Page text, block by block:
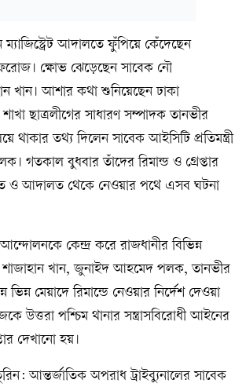
ম্যাজিস্ট্রেট আদালতে ফুঁপিয়ে কেঁদেছেন
ক্ষোভ ঝেড়েছেন সাবেক নৌ
খান। আশার কথা শুনিয়েছেন ঢাকা
শাখা ছাত্রলীগের সাধারণ সম্পাদক তানভীর
থাকার তথ্য দিলেন সাবেক আইসিটি প্রতিমন্ত্রী
গতকাল বুধবার তাঁদের রিমান্ড ও গ্রেপ্তার
ও আদালত থেকে নেওয়ার পথে এসব ঘটনা
আন্দোলনকে কেন্দ্র করে রাজধানীর বিভিন্ন
শাজাহান খান, জুনাইদ আহমেদ পলক, তানভীর
মেয়াদে রিমান্ডে নেওয়ার নির্দেশ দেওয়া
উত্তরা পশ্চিম থানার সন্ত্রাসবিরোধী আইনের
দেখানো হয়।
আন্তর্জাতিক অপরাধ ট্রাইব্যুনালের সাবেক